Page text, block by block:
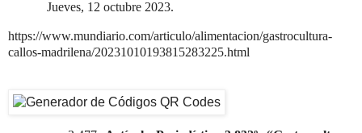
Jueves, 12 octubre 2023.
https://www.mundiario.com/articulo/alimentacion/gastrocultura-
callos-madrilena/20231010193815283225.html